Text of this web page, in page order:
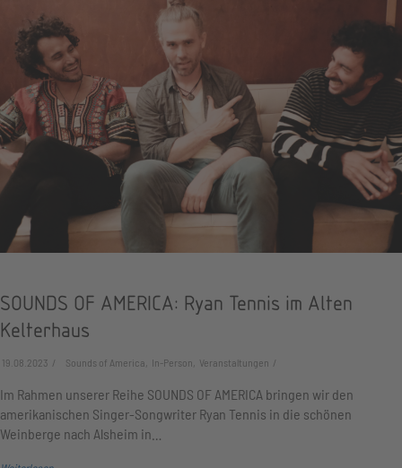
SOUNDS OF AMERICA: Ryan Tennis im Alten
Kelterhaus
19.08.2023 Sounds of America, In-Person, Veranstaltungen
Im Rahmen unserer Reihe SOUNDS OF AMERICA bringen wir den
amerikanischen Singer-Songwriter Ryan Tennis in die schönen
Weinberge nach Alsheim in…